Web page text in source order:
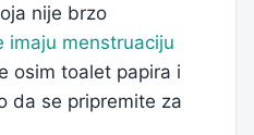
nije brzo
imaju menstruaciju
osim toalet papira i
da se pripremite za